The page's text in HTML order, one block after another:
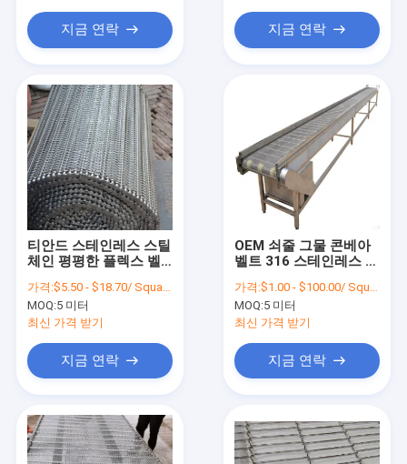
제품 소개
지금 연락 지금 연락
티안드 스테인레스 스틸
체인 평평한 플렉스 벨
메쉬
가격:$5.50 - $18.70/ Square Meter|1 Square Meter/Square Meters(Min. Order)
MOQ:5 미터
최신 가격 받기
지금 연락
OEM 쇠줄 그물 콘베아
벨트 316 스테인레스 강
가격:$1.00 - $100.00/ Square Meter|10 Square Meter/Square Meters(Min. Order)
MOQ:5 미터
최신 가격 받기
지금 연락